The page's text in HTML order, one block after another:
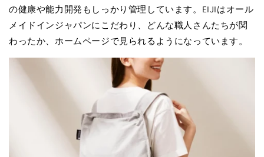
の健康や能力開発もしっかり管理しています。EIJIはオール
メイドインジャパンにこだわり、どんな職人さんたちが関
わったか、ホームページで見られるようになっています。